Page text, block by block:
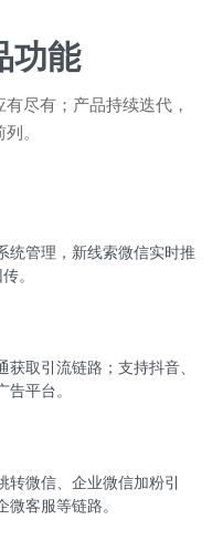
功能
尽有；产品持续迭代，
。
统管理，新线索微信实时推
。
取引流链路；支持抖音、
平台。
微信、企业微信加粉引
客服等链路。